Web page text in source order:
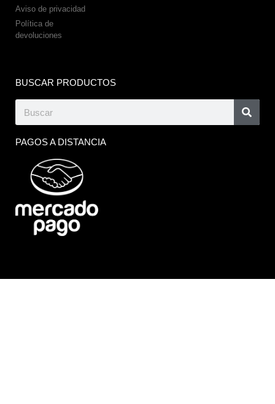
Aviso de privacidad
Política de
devoluciones
BUSCAR PRODUCTOS
PAGOS A DISTANCIA